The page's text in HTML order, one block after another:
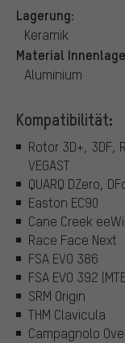
Lagerung:
Keramik
Material
Aluminium
Kompatibilität:
Rotor 3D+, 3DF,
VEGAST
QUARQ DZero,
Easton EC90
Cane Creek
Race Face Next
FSA EVO 386
FSA EVO 392
SRM Origin
THM Clavicula
Campagnolo